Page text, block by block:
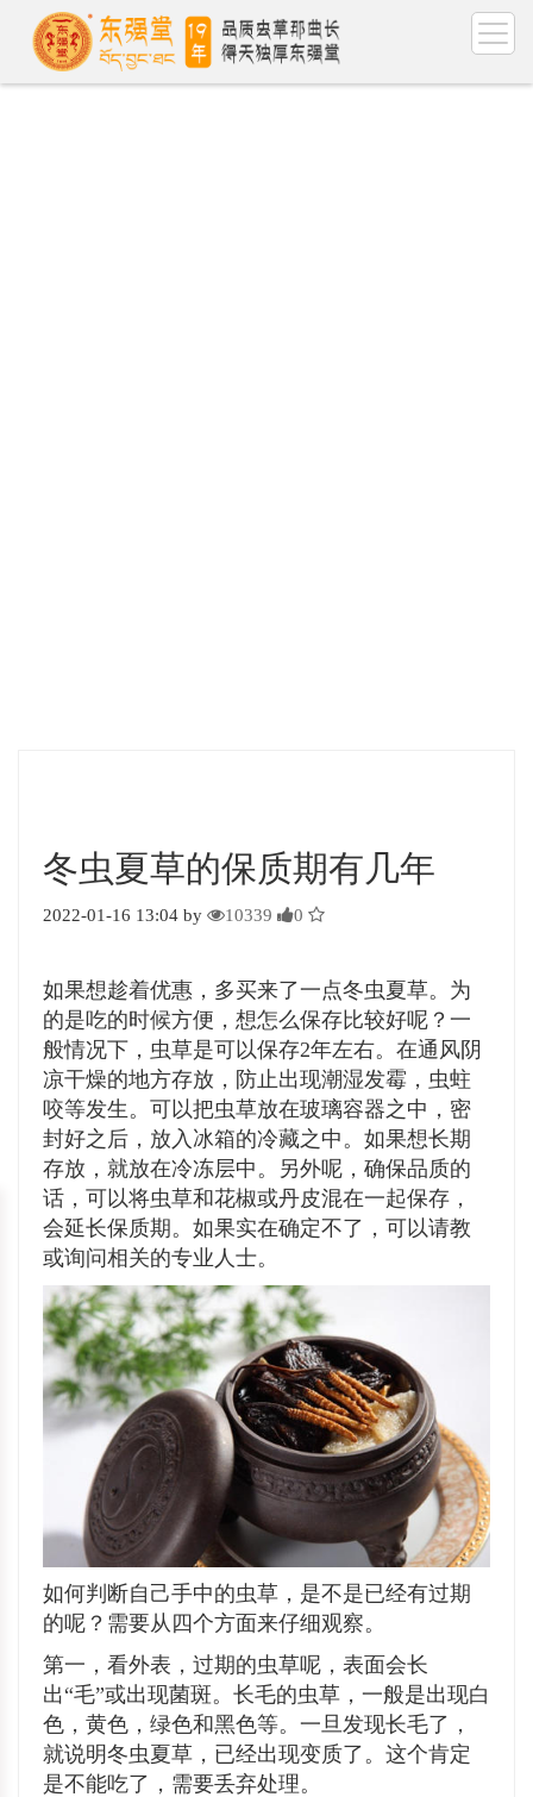
冬虫夏草的保质期有几年
2022-01-16 13:04 by 10339 0
如果想趁着优惠，多买来了一点冬虫夏草。为
的是吃的时候方便，想怎么保存比较好呢？一
般情况下，虫草是可以保存2年左右。在通风阴
凉干燥的地方存放，防止出现潮湿发霉，虫蛀
咬等发生。可以把虫草放在玻璃容器之中，密
封好之后，放入冰箱的冷藏之中。如果想长期
存放，就放在冷冻层中。另外呢，确保品质的
话，可以将虫草和花椒或丹皮混在一起保存，
会延长保质期。如果实在确定不了，可以请教
或询问相关的专业人士。
如何判断自己手中的虫草，是不是已经有过期
的呢？需要从四个方面来仔细观察。
第一，看外表，过期的虫草呢，表面会长
出“毛”或出现菌斑。长毛的虫草，一般是出现白
色，黄色，绿色和黑色等。一旦发现长毛了，
就说明冬虫夏草，已经出现变质了。这个肯定
是不能吃了，需要丢弃处理。